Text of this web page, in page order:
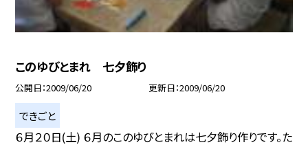
このゆびとまれ 七夕飾り
公開日 2009/06/20 更新日 2009/06/20
できごと
６月２０日(土) ６月のこのゆびとまれは七夕飾り作りです。た